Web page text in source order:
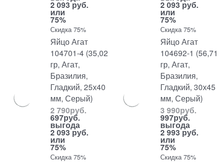
2 093 руб.
или
75%
Скидка 75%
2 093 руб.
или
75%
Скидка 75%
Яйцо Агат
104701-4 (35,02
гр, Агат,
Бразилия,
Гладкий, 25х40
мм, Серый)
2 790руб.
697руб.
выгода
2 093 руб.
или
75%
Скидка 75%
Яйцо Агат
104692-1 (56,71
гр, Агат,
Бразилия,
Гладкий, 30х45
мм, Серый)
3 990руб.
997руб.
выгода
2 993 руб.
или
75%
Скидка 75%